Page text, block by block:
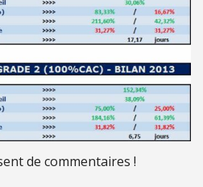
de commentaires !